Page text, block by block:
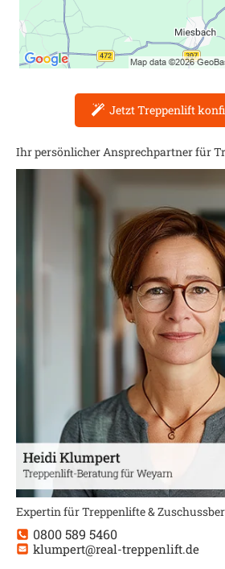
Jetzt Treppenlift
Ihr persönlicher Ansprechpartner für
Expertin für Treppenlifte &
0800 589 5460
klumpert@real-treppenlift.de